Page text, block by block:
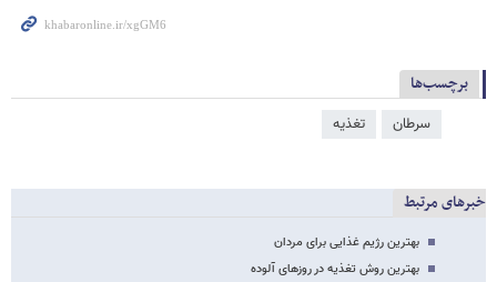
برچسب‌ها
سرطان تغذیه
خبرهای مرتبط
بهترین رژیم غذایی برای مردان
بهترین روش تغذیه در روزهای آلوده